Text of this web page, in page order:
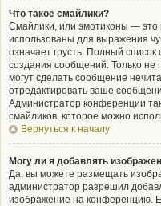
Что такое смайлики?
Смайлики, или эмотиконы — это
использованы для выражения
означает грусть. Полный
создания сообщений. Только не
могут сделать сообщение
отредактировать ваше
Администратор конференции
смайликов, которое можно
Вернуться к началу
Могу ли я добавлять
Да, вы можете размещать
администратор разрешил
изображение на конференцию.